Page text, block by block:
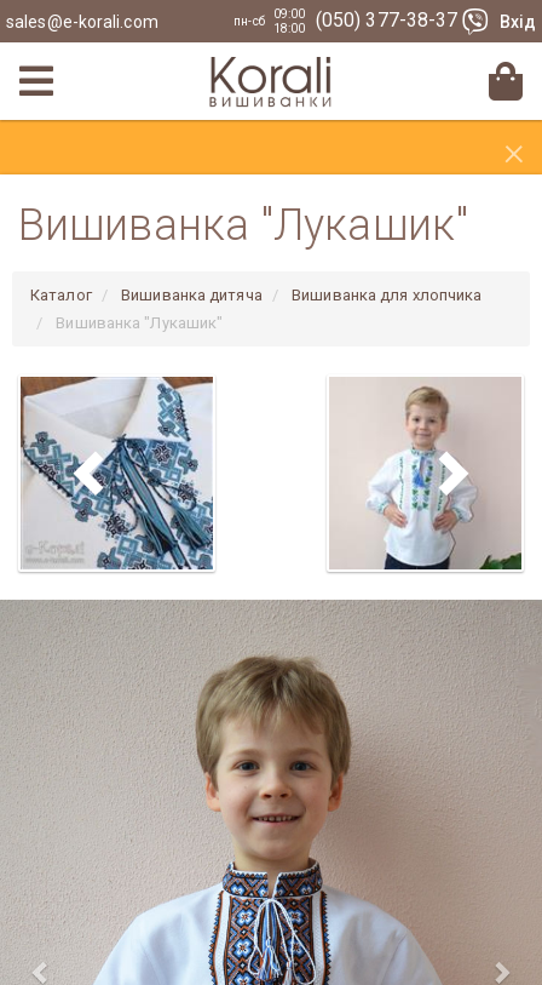
sales@e-korali.com пн-сб
09:00
18:00
(050) 377-38-37 Вхід
×
Вишиванка "Лукашик"
Каталог Вишиванка дитяча
Вишиванка для хлопчика
Вишиванка "Лукашик"
Previous